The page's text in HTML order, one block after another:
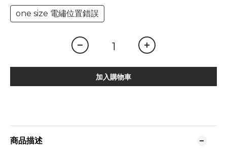
one size 電繡位置錯誤
加入購物車
商品描述